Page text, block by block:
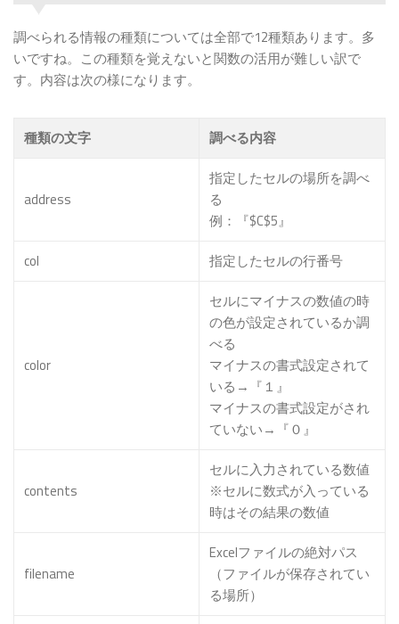
調べられる情報の種類については全部で12種類あります。多
いですね。この種類を覚えないと関数の活用が難しい訳で
す。内容は次の様になります。
種類の文字 調べる内容
address
指定したセルの場所を調べ
る
例：『$C$5』
col
指定したセルの行番号
color
セルにマイナスの数値の時
の色が設定されているか調
べる
マイナスの書式設定されて
いる→『１』
マイナスの書式設定がされ
ていない→『０』
contents
セルに入力されている数値
※セルに数式が入っている
時はその結果の数値
filename
Excelファイルの絶対パス
（ファイルが保存されてい
る場所）